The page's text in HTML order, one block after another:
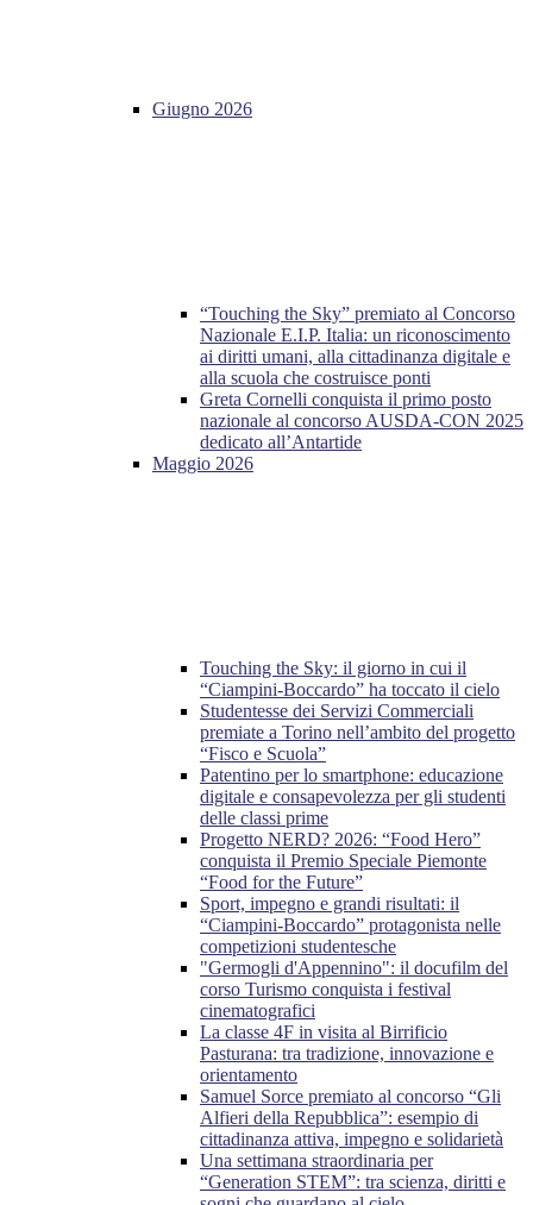
Giugno 2026
“Touching the Sky” premiato al Concorso
Nazionale E.I.P. Italia: un riconoscimento
ai diritti umani, alla cittadinanza digitale e
alla scuola che costruisce ponti
Greta Cornelli conquista il primo posto
nazionale al concorso AUSDA-CON 2025
dedicato all’Antartide
Maggio 2026
Touching the Sky: il giorno in cui il
“Ciampini-Boccardo” ha toccato il cielo
Studentesse dei Servizi Commerciali
premiate a Torino nell’ambito del progetto
“Fisco e Scuola”
Patentino per lo smartphone: educazione
digitale e consapevolezza per gli studenti
delle classi prime
Progetto NERD? 2026: “Food Hero”
conquista il Premio Speciale Piemonte
“Food for the Future”
Sport, impegno e grandi risultati: il
“Ciampini-Boccardo” protagonista nelle
competizioni studentesche
"Germogli d'Appennino": il docufilm del
corso Turismo conquista i festival
cinematografici
La classe 4F in visita al Birrificio
Pasturana: tra tradizione, innovazione e
orientamento
Samuel Sorce premiato al concorso “Gli
Alfieri della Repubblica”: esempio di
cittadinanza attiva, impegno e solidarietà
Una settimana straordinaria per
“Generation STEM”: tra scienza, diritti e